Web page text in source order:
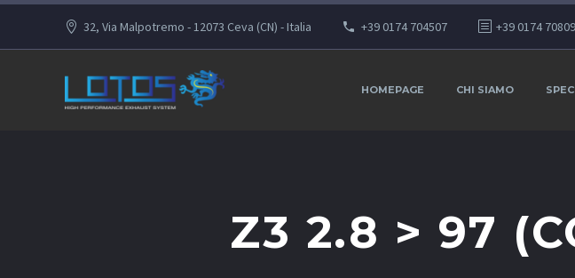
32, Via Malpotremo - 12073 Ceva (CN) - Italia +39 0174 704507 +39 0174
HOMEPAGE CHI SIAMO
Z3 2.8 > 97